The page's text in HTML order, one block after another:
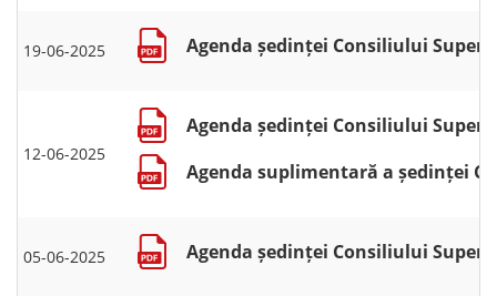
19-06-2025 Agenda ședinței Consiliului
12-06-2025
Agenda ședinței Consiliului
Agenda suplimentară a ședinței
05-06-2025 Agenda ședinței Consiliului